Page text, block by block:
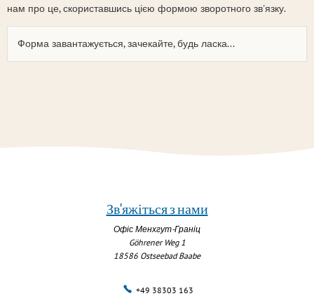
нам про це, скориставшись цією формою зворотного зв'язку.
Форма завантажується, зачекайте, будь ласка...
Зв'яжіться з нами
Офіс Менхгут-Граніц
Göhrener Weg 1
18586 Ostseebad Baabe
+49 38303 163